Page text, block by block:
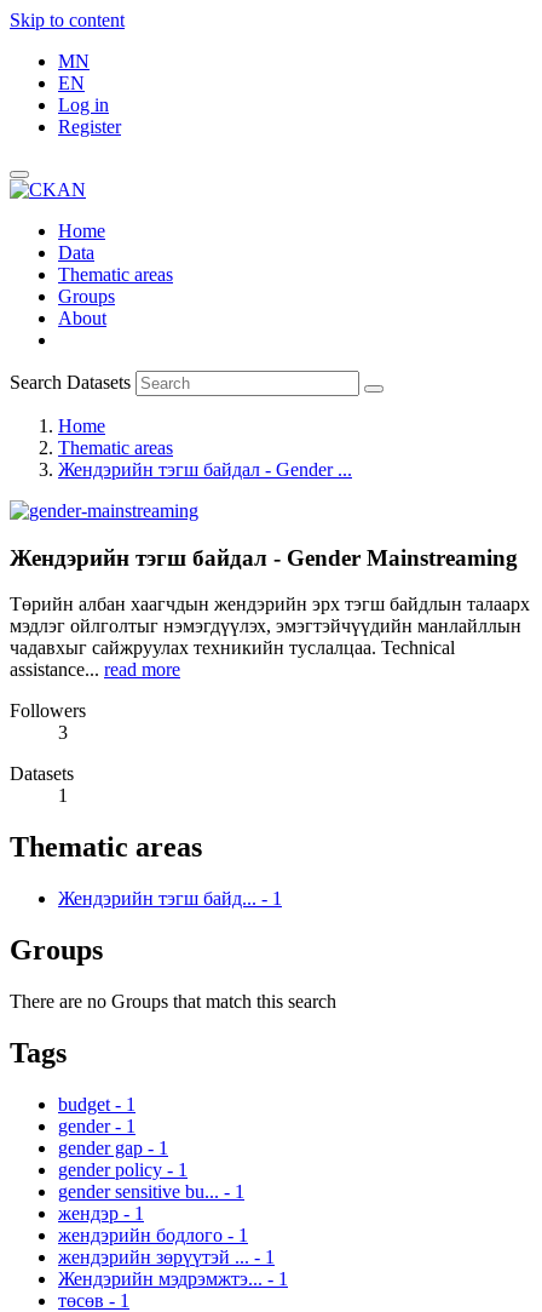
Skip to content
MN
EN
Log in
Register
Home
Data
Thematic areas
Groups
About
Search Datasets
Home
Thematic areas
Жендэрийн тэгш байдал - Gender ...
Жендэрийн тэгш байдал - Gender Mainstreaming
Төрийн албан хаагчдын жендэрийн эрх тэгш байдлын талаарх
мэдлэг ойлголтыг нэмэгдүүлэх, эмэгтэйчүүдийн манлайллын
чадавхыг сайжруулах техникийн туслалцаа. Technical
assistance... read more
Followers
3
Datasets
1
Thematic areas
Жендэрийн тэгш байд... - 1
Groups
There are no Groups that match this search
Tags
budget - 1
gender - 1
gender gap - 1
gender policy - 1
gender sensitive bu... - 1
жендэр - 1
жендэрийн бодлого - 1
жендэрийн зөрүүтэй ... - 1
Жендэрийн мэдрэмжтэ... - 1
төсөв - 1